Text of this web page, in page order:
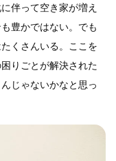
伴って空き家が増え
豊かではない。でも
くさんいる。ここを
りごとが解決された
じゃないかなと思っ